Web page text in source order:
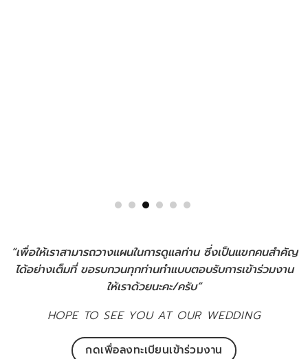
“เพื่อให้เราสามารถวางแผนในการดูแลท่าน ซึ่งเป็นแขกคนสำคัญ
ได้อย่างเต็มที่ ขอรบกวนทุกท่านทำแบบตอบรับการเข้าร่วมงาน
ให้เราด้วยนะคะ/ครับ”
HOPE TO SEE YOU AT OUR WEDDING
กดเพื่อลงทะเบียนเข้าร่วมงาน